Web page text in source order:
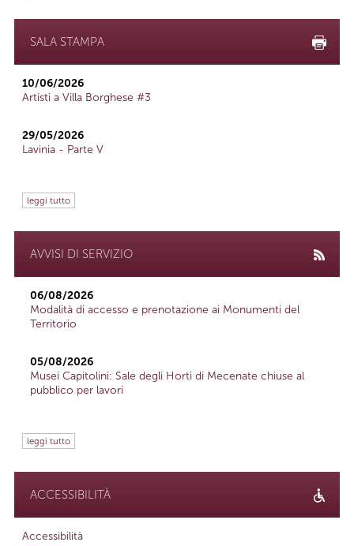
SALA STAMPA
10/06/2026
Artisti a Villa Borghese #3
29/05/2026
Lavinia - Parte V
leggi tutto
AVVISI DI SERVIZIO
06/08/2026
Modalità di accesso e prenotazione ai Monumenti del
Territorio
05/08/2026
Musei Capitolini: Sale degli Horti di Mecenate chiuse al
pubblico per lavori
leggi tutto
ACCESSIBILITÀ
Accessibilità